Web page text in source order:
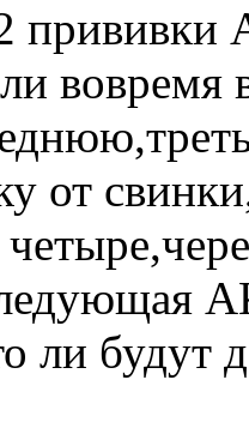
вовремя
от
ли будут